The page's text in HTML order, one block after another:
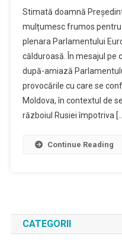
Stimată doamnă
mulțumesc frumos
plenara Parlamentului
călduroasă. În mesajul pe
după-amiază
provocările cu care se
Moldova, în contextul de
războiul Rusiei împotriva […]
Continue Reading
CATEGORII